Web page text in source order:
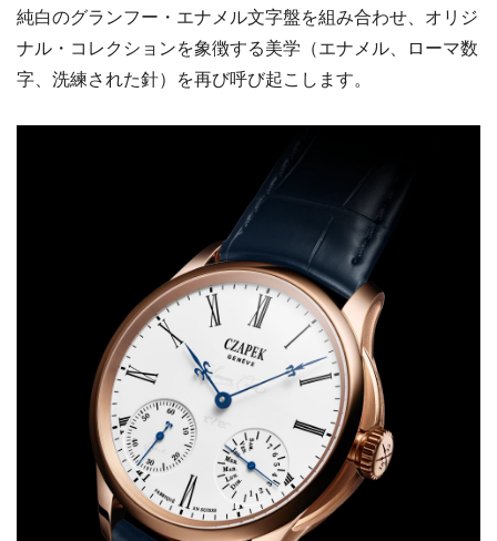
純白のグランフー・エナメル文字盤を組み合わせ、オリジ
ナル・コレクションを象徴する美学（エナメル、ローマ数
字、洗練された針）を再び呼び起こします。